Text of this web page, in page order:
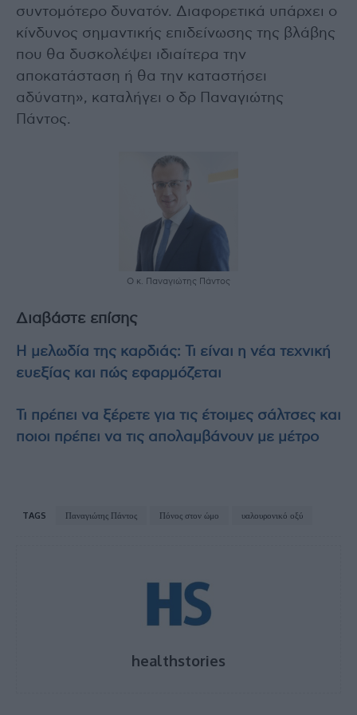
συντομότερο δυνατόν. Διαφορετικά υπάρχει ο
κίνδυνος σημαντικής επιδείνωσης της βλάβης
που θα δυσκολέψει ιδιαίτερα την
αποκατάσταση ή θα την καταστήσει
αδύνατη», καταλήγει ο δρ Παναγιώτης
Πάντος.
Ο κ. Παναγιώτης Πάντος
Διαβάστε επίσης
Η μελωδία της καρδιάς: Τι είναι η νέα τεχνική
ευεξίας και πώς εφαρμόζεται
Τι πρέπει να ξέρετε για τις έτοιμες σάλτσες και
ποιοι πρέπει να τις απολαμβάνουν με μέτρο
TAGS Παναγιώτης Πάντος Πόνος στον ώμο υαλουρονικό οξύ
healthstories